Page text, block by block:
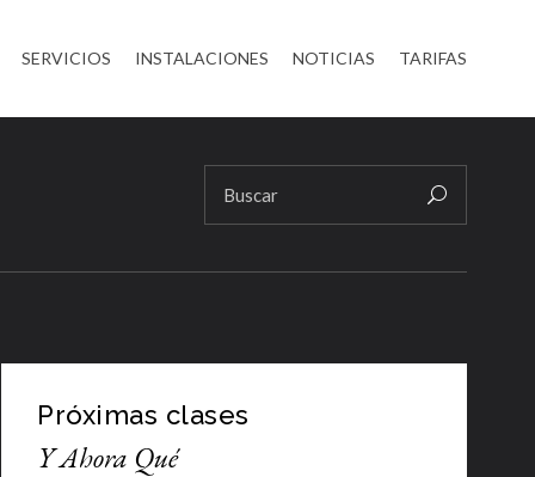
SERVICIOS INSTALACIONES NOTICIAS TARIFAS
Próximas clases
Y Ahora Qué